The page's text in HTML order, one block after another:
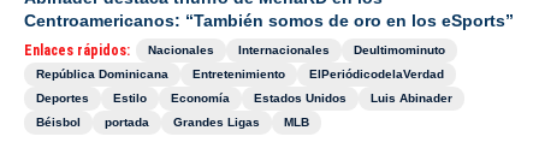
Centroamericanos: “También somos de oro en los eSports”
Enlaces rápidos: Nacionales Internacionales
Deultimominuto
República Dominicana
Entretenimiento
ElPeriódicodelaVerdad
Deportes
Estilo Economía Estados Unidos
Luis Abinader
Béisbol
portada Grandes Ligas MLB